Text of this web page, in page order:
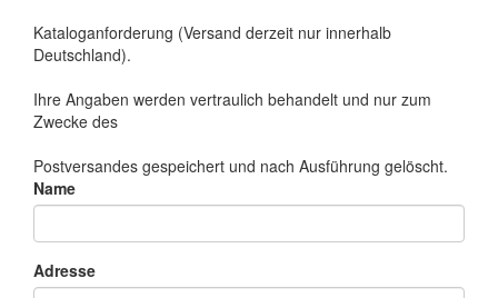
Kataloganforderung (Versand derzeit nur innerhalb
Deutschland).
Ihre Angaben werden vertraulich behandelt und nur zum
Zwecke des
Postversandes gespeichert und nach Ausführung gelöscht.
Name
Adresse